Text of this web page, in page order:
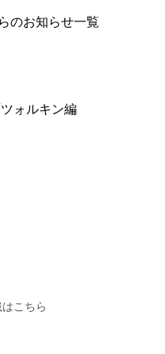
のお知らせ一覧
ォルキン編
こちら